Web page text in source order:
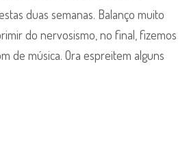
duas semanas. Balanço muito
do nervosismo, no final, fizemos
de música. Ora espreitem alguns